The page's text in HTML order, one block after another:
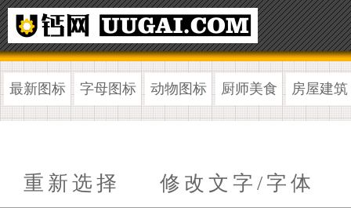
最新图标 字母图标 动物图标 厨师美食 房屋建筑
重新选择 修改文字/字体